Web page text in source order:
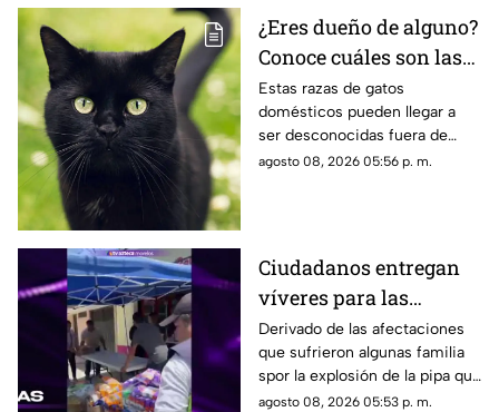
¿Eres dueño de alguno?
Conoce cuáles son las
cinco razas más raras
de gatos domésticos en
todo el mundo
Estas razas de gatos
domésticos pueden llegar a
ser desconocidas fuera de
círculos especializados, y
agosto 08, 2026 05:56 p. m.
Ciudadanos entregan
víveres para las
familias afectadas por
la explosión de pipa en
Cuernavaca
Derivado de las afectaciones
que sufrieron algunas familia
spor la explosión de la pipa que
transportaba gas LP,
agosto 08, 2026 05:53 p. m.